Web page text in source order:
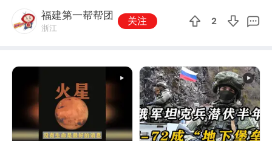
福建第一帮帮团
浙江
关注 2